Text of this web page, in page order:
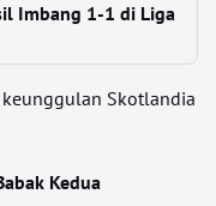
Imbang 1-1 di Liga
Skotlandia
Kedua